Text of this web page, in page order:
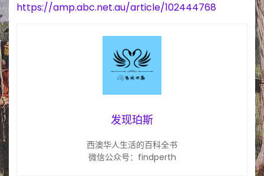
https://amp.abc.net.au/article/102444768
发现珀斯
西澳华人生活的百科全书
微信公众号：findperth